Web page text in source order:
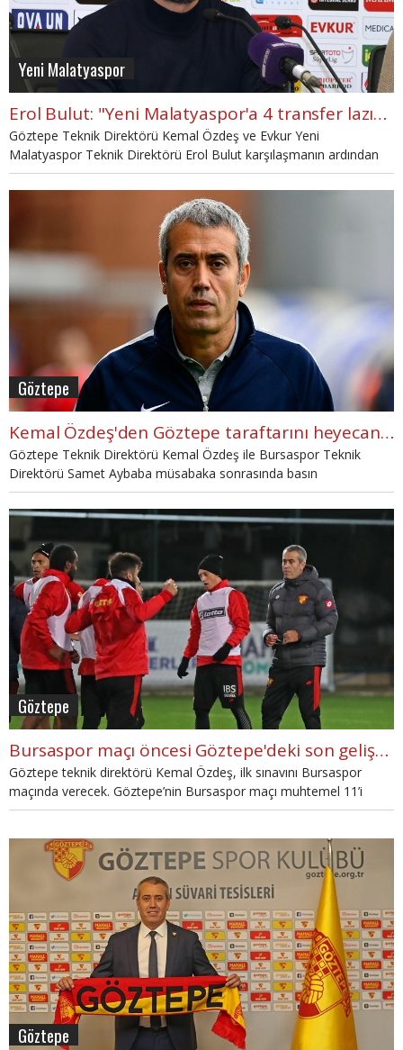
Yeni Malatyaspor
Erol Bulut: "Yeni Malatyaspor'a 4 transfer lazım"
Göztepe Teknik Direktörü Kemal Özdeş ve Evkur Yeni
Malatyaspor Teknik Direktörü Erol Bulut karşılaşmanın ardından
basın toplantısı düzenledi.
Göztepe
Kemal Özdeş'den Göztepe taraftarını heyecanlandıran sözler
Göztepe Teknik Direktörü Kemal Özdeş ile Bursaspor Teknik
Direktörü Samet Aybaba müsabaka sonrasında basın
mensuplarının karşısına geçti.
Göztepe
Bursaspor maçı öncesi Göztepe'deki son gelişmeler
Göztepe teknik direktörü Kemal Özdeş, ilk sınavını Bursaspor
maçında verecek. Göztepe’nin Bursaspor maçı muhtemel 11’i
haberimizde.
Göztepe